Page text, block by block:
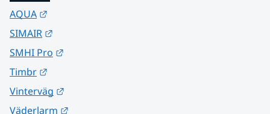
AQUA
SIMAIR
SMHI Pro
Timbr
Vinterväg
Väderlarm